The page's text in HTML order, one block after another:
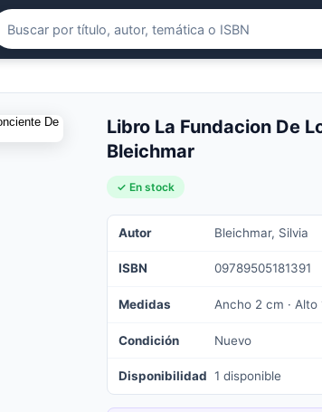
Libro La Fundacion De
Bleichmar
✓ En stock
Autor Bleichmar, Silvia
ISBN 09789505181391
Medidas Ancho 2 cm · Alto
Condición Nuevo
Disponibilidad 1 disponible